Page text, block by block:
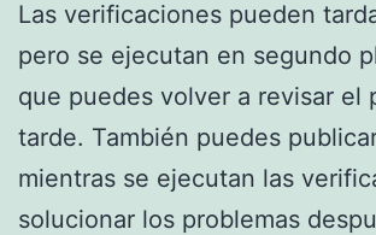
Las verificaciones pueden
pero se ejecutan en segundo
que puedes volver a revisar el
tarde. También puedes
mientras se ejecutan las
solucionar los problemas